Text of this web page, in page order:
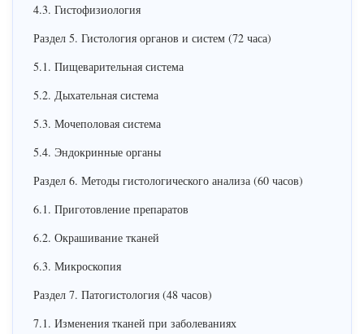
4.3. Гистофизиология
Раздел 5. Гистология органов и систем (72 часа)
5.1. Пищеварительная система
5.2. Дыхательная система
5.3. Мочеполовая система
5.4. Эндокринные органы
Раздел 6. Методы гистологического анализа (60 часов)
6.1. Приготовление препаратов
6.2. Окрашивание тканей
6.3. Микроскопия
Раздел 7. Патогистология (48 часов)
7.1. Изменения тканей при заболеваниях